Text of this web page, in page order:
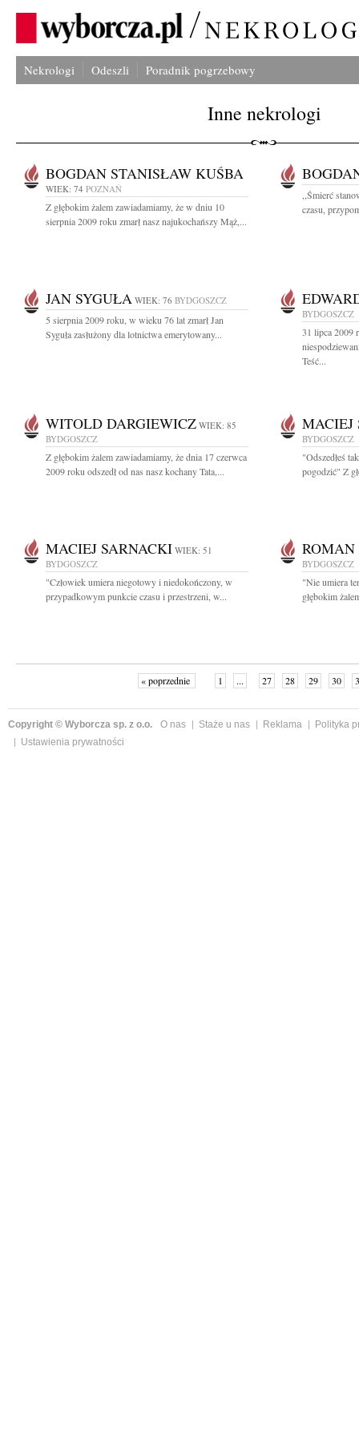
Nekrologi Odeszli Poradnik pogrzebowy
Inne nekrologi
BOGDAN STANISŁAW KUŚBA
WIEK: 74 POZNAŃ
Z głębokim żalem zawiadamiamy, że w dniu 10
sierpnia 2009 roku zmarł nasz najukochańszy Mąż,...
,,Śmierć
czasu,
JAN SYGUŁA WIEK: 76 BYDGOSZCZ
5 sierpnia 2009 roku, w wieku 76 lat zmarł Jan
Syguła zasłużony dla lotnictwa emerytowany...
BYDGOSZCZ
31 lipca 2009
Teść...
WITOLD DARGIEWICZ WIEK: 85
BYDGOSZCZ
Z głębokim żalem zawiadamiamy, że dnia 17 czerwca
2009 roku odszedł od nas nasz kochany Tata,...
MACIEJ
BYDGOSZCZ
"Odszedłeś
pogodzić" Z
MACIEJ SARNACKI WIEK: 51
BYDGOSZCZ
"Człowiek umiera niegotowy i niedokończony, w
przypadkowym punkcie czasu i przestrzeni, w...
ROMAN
BYDGOSZCZ
"Nie umiera
głębokim
« poprzednie 1 ... 27 28 29 30
Copyright © Wyborcza sp. z o.o. O nas Staże u nas Reklama
Polityka
Ustawienia prywatności